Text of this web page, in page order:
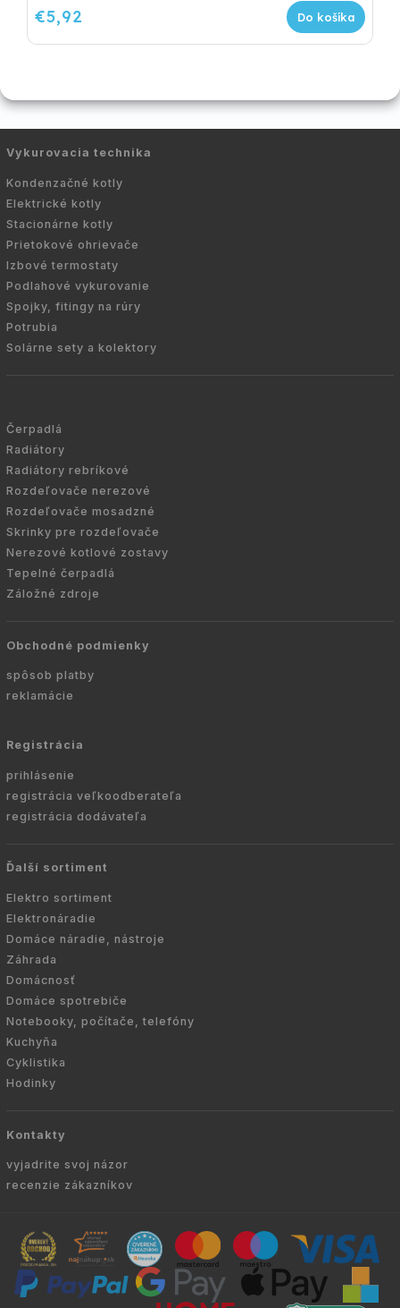
€5,92 Do košíka
Vykurovacia technika
Kondenzačné kotly
Elektrické kotly
Stacionárne kotly
Prietokové ohrievače
Izbové termostaty
Podlahové vykurovanie
Spojky, fitingy na rúry
Potrubia
Solárne sety a kolektory
Čerpadlá
Radiátory
Radiátory rebríkové
Rozdeľovače nerezové
Rozdeľovače mosadzné
Skrinky pre rozdeľovače
Nerezové kotlové zostavy
Tepelné čerpadlá
Záložné zdroje
Obchodné podmienky
spôsob platby
reklamácie
Registrácia
prihlásenie
registrácia veľkoodberateľa
registrácia dodávateľa
Ďalší sortiment
Elektro sortiment
Elektronáradie
Domáce náradie, nástroje
Záhrada
Domácnosť
Domáce spotrebiče
Notebooky, počítače, telefóny
Kuchyňa
Cyklistika
Hodinky
Kontakty
vyjadrite svoj názor
recenzie zákazníkov